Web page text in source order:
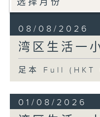
08/08/2026
湾区生活一
足本 Full
01/08/2026